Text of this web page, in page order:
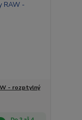
- rozptylný